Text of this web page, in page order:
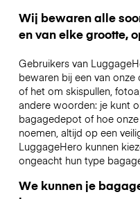
Wij bewaren alle
en van elke grootte,
Gebruikers van
bewaren bij een van
of het om skispullen,
andere woorden: je kunt
bagagedepot of hoe
noemen, altijd op een
LuggageHero kunnen
ongeacht hun type
We kunnen je